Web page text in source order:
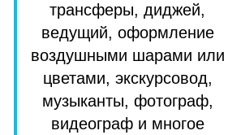
трансферы, диджей,
ведущий, оформление
воздушными шарами или
цветами, экскурсовод,
музыканты, фотограф,
видеограф и многое